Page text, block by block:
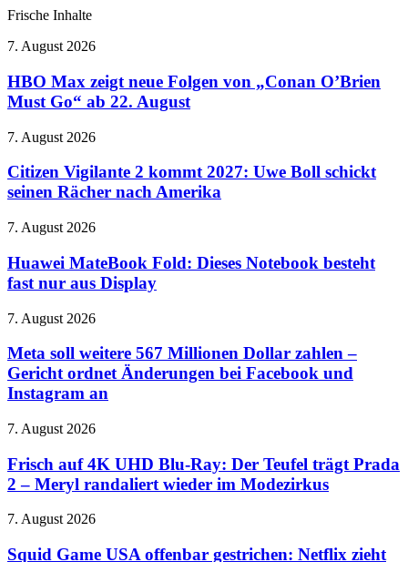
Frische Inhalte
HBO
zeigt
neue
Folgen
„Conan
Must
Go“
22.
7. August 2026
HBO Max zeigt neue Folgen von „Conan O’Brien
Must Go“ ab 22. August
Citizen
2
kommt
2027:
Boll
seinen
Rächer
Amerika
7. August 2026
Citizen Vigilante 2 kommt 2027: Uwe Boll schickt
seinen Rächer nach Amerika
Huawei
Fold:
Dieses
Notebook
fast
aus
Display
7. August 2026
Huawei MateBook Fold: Dieses Notebook besteht
fast nur aus Display
Meta
weitere
567
Millionen
Dollar
–
ordnet
Änderungen
Facebook
Instagram
7. August 2026
Meta soll weitere 567 Millionen Dollar zahlen –
Gericht ordnet Änderungen bei Facebook und
Instagram an
Frisch
4K
UHD
Blu-
Der
trägt
7. August 2026
Frisch auf 4K UHD Blu-Ray: Der Teufel trägt Prada
2 – Meryl randaliert wieder im Modezirkus
Squid
USA
7. August 2026
Squid Game USA offenbar gestrichen: Netflix zieht